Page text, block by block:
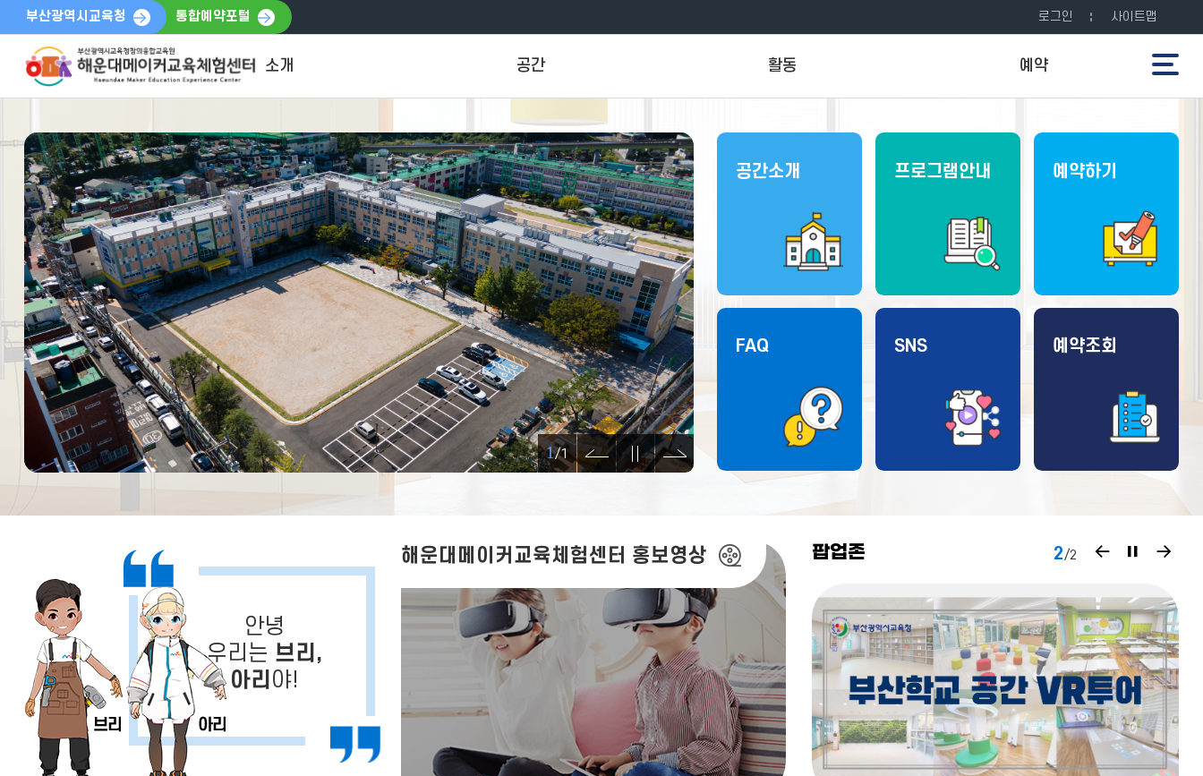
부산광역시교육청 통합예약포털 로그인 사이트맵
소개
운영방향
홍보영상
오시는길
공간
1F
2F
활동
SNS
게시판
예약
예약조회
전체메뉴
1/1
이전 정지 다음
공간소개 프로그램안내 예약하기
FAQ SNS 예약조회
안녕
우리는 브리,
아리 야!
해운대메이커교육체험센터 홍보영상 팝업존
이
재
2/2